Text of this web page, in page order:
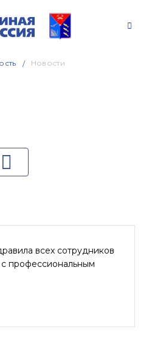
Новости
всех сотрудников
профессиональным